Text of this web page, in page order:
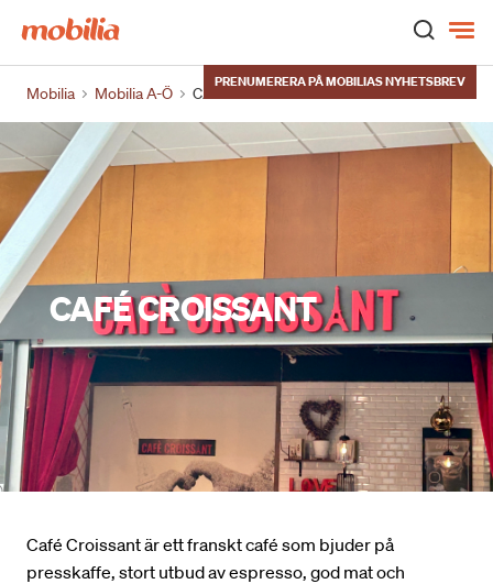
PRENUMERERA PÅ MOBILIAS NYHETSBREV
Mobilia Mobilia A-Ö CAFÉ CROISSANT
CAFÉ CROISSANT
Café Croissant är ett franskt café som bjuder på
presskaffe, stort utbud av espresso, god mat och